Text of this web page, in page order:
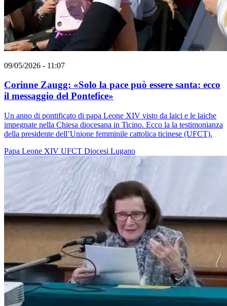
09/05/2026 - 11:07
Corinne Zaugg: «Solo la pace può essere santa: ecco
il messaggio del Pontefice»
Un anno di pontificato di papa Leone XIV visto da laici e le laiche
impegnate nella Chiesa diocesana in Ticino. Ecco la la testimonianza
della presidente dell’Unione femminile cattolica ticinese (UFCT).
Papa Leone XIV UFCT Diocesi Lugano